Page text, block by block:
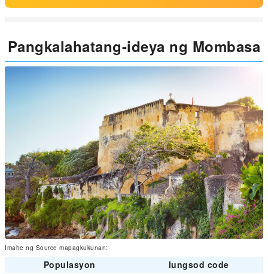
Pangkalahatang-ideya ng Mombasa
Imahe ng Source mapagkukunan:
Populasyon
lungsod code